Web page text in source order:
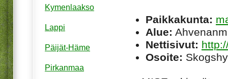
Paikkakunta:
Alue:
Nettisivut:
Osoite:
Kymenlaakso
Lappi
Päijät-Häme
Pirkanmaa